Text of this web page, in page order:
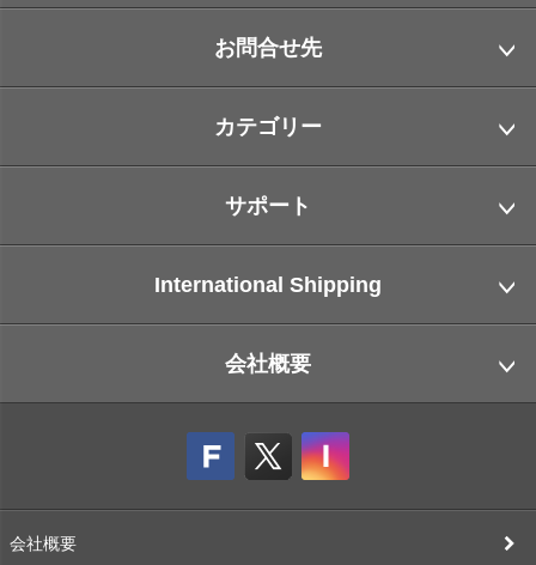
お問合せ先
カテゴリー
サポート
International Shipping
会社概要
会社概要